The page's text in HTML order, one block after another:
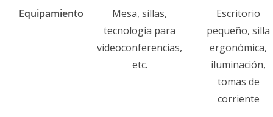
Equipamiento
Mesa, sillas,
tecnología para
videoconferencias,
etc.
Escritorio
pequeño, silla
ergonómica,
iluminación,
tomas de
corriente